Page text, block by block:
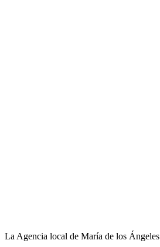
La Agencia local de María de los Ángeles